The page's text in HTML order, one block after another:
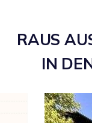
RAUS
IN